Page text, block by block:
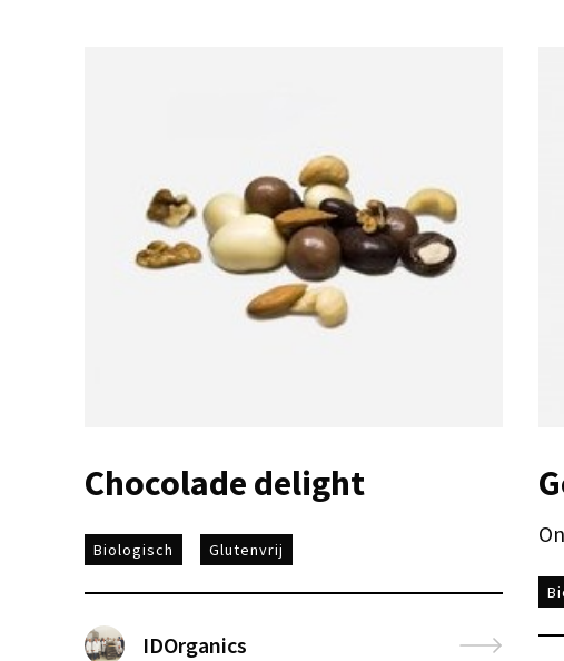
Chocolade delight
Biologisch Glutenvrij
IDOrganics